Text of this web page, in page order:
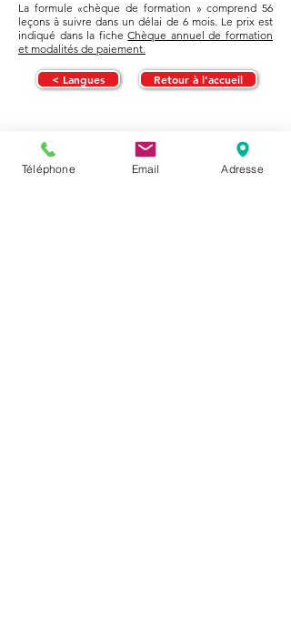
La formule «chèque de formation » comprend 56
leçons à suivre dans un délai de 6 mois. Le prix est
indiqué dans la ficheChèque annuel de formation
et modalités de paiement.
< Langues Retour à l'accueil
Téléphone Email Adresse